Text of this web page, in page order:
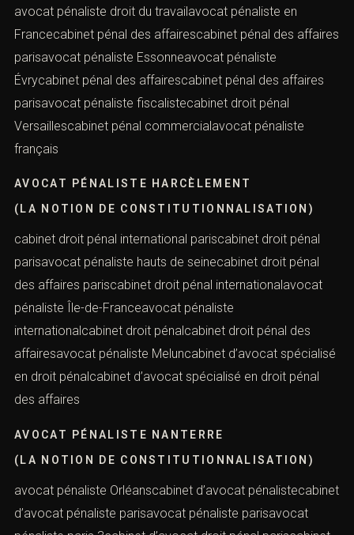
parisavocat pénaliste deavocat pénaliste des affaires
CABINET PÉNAL PARIS
(LA NOTION DE CONSTITUTIONNALISATION)
avocat pénaliste droit du travailavocat pénaliste en
Francecabinet pénal des affairescabinet pénal des
affaires parisavocat pénaliste Essonneavocat pénaliste
Évrycabinet pénal des affairescabinet pénal des affaires
Versaillescabinet pénal commercialavocat pénaliste
français
AVOCAT PÉNALISTE HARCÈLEMENT
(LA NOTION DE CONSTITUTIONNALISATION)
cabinet droit pénal international pariscabinet droit pénal
parisavocat pénaliste hauts de seinecabinet droit pénal
des affaires pariscabinet droit pénal internationalavocat
pénaliste Île-de-Franceavocat pénaliste
internationalcabinet droit pénalcabinet droit pénal des
spécialisé en droit pénalcabinet d’avocat spécialisé en
droit pénal des affaires
AVOCAT PÉNALISTE NANTERRE